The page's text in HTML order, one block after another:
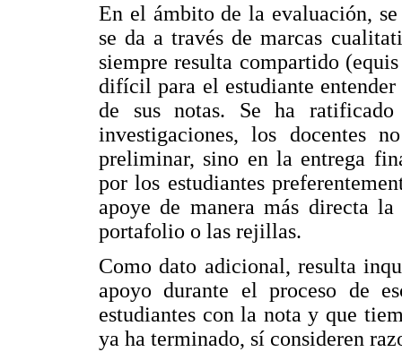
En el ámbito de la evaluación,
se da a través de marcas
siempre resulta compartido
difícil para el estudiante
de sus notas. Se ha
investigaciones, los docentes
preliminar, sino en la entrega
por los estudiantes
apoye de manera más directa
portafolio o las rejillas.
Como dato adicional, resulta
apoyo durante el proceso de
estudiantes con la nota y que
ya ha terminado, sí consideren